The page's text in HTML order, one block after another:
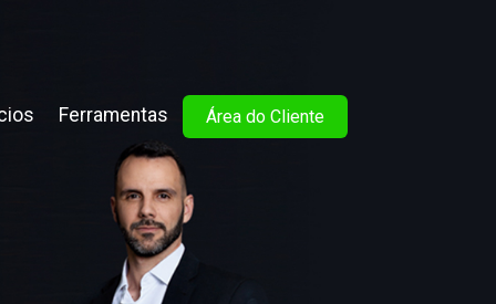
Ferramentas Área do Cliente